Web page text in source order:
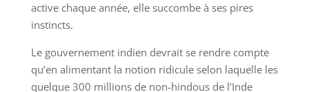
active chaque année, elle succombe à ses pires
instincts.
Le gouvernement indien devrait se rendre compte
qu’en alimentant la notion ridicule selon laquelle les
quelque 300 millions de non-hindous de l’Inde